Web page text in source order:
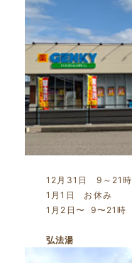
12月31日 9～21時
1月1日 お休み
1月2日〜 9〜21時
弘法湯